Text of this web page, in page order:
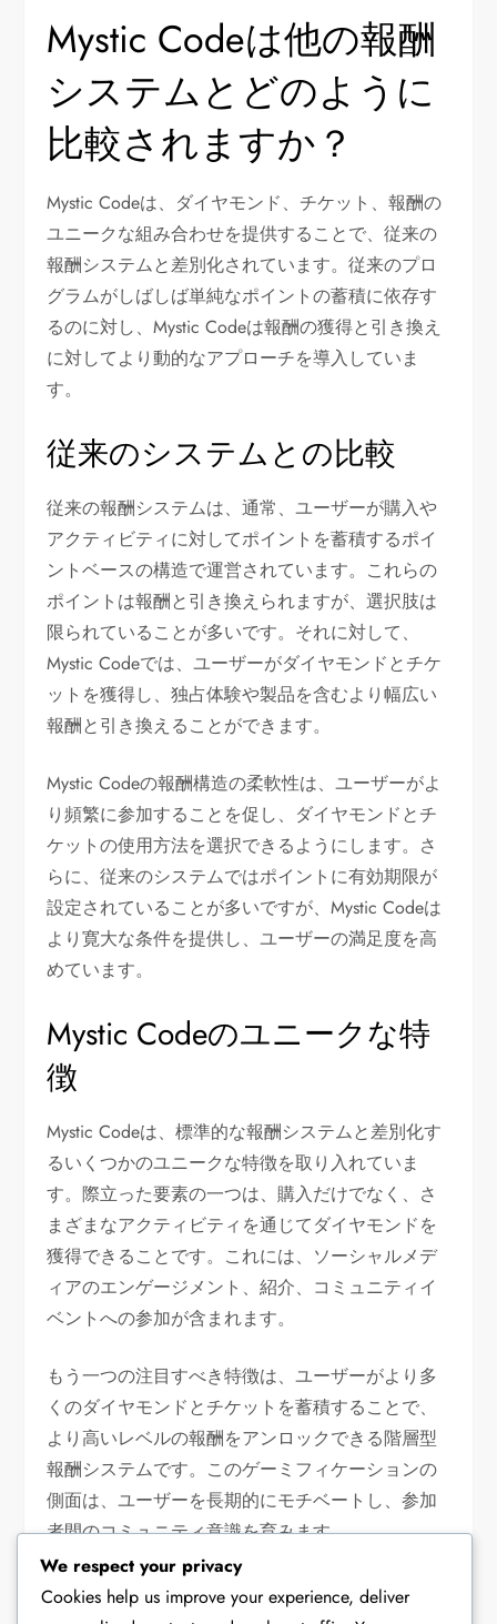
Mystic Codeは他の報酬
システムとどのように
比較されますか？
Mystic Codeは、ダイヤモンド、チケット、報酬の
ユニークな組み合わせを提供することで、従来の
報酬システムと差別化されています。従来のプロ
グラムがしばしば単純なポイントの蓄積に依存す
るのに対し、Mystic Codeは報酬の獲得と引き換え
に対してより動的なアプローチを導入していま
す。
従来のシステムとの比較
従来の報酬システムは、通常、ユーザーが購入や
アクティビティに対してポイントを蓄積するポイ
ントベースの構造で運営されています。これらの
ポイントは報酬と引き換えられますが、選択肢は
限られていることが多いです。それに対して、
Mystic Codeでは、ユーザーがダイヤモンドとチケ
ットを獲得し、独占体験や製品を含むより幅広い
報酬と引き換えることができます。
Mystic Codeの報酬構造の柔軟性は、ユーザーがよ
り頻繁に参加することを促し、ダイヤモンドとチ
ケットの使用方法を選択できるようにします。さ
らに、従来のシステムではポイントに有効期限が
設定されていることが多いですが、Mystic Codeは
より寛大な条件を提供し、ユーザーの満足度を高
めています。
Mystic Codeのユニークな特
徴
Mystic Codeは、標準的な報酬システムと差別化す
るいくつかのユニークな特徴を取り入れていま
す。際立った要素の一つは、購入だけでなく、さ
まざまなアクティビティを通じてダイヤモンドを
獲得できることです。これには、ソーシャルメデ
ィアのエンゲージメント、紹介、コミュニティイ
ベントへの参加が含まれます。
もう一つの注目すべき特徴は、ユーザーがより多
くのダイヤモンドとチケットを蓄積することで、
より高いレベルの報酬をアンロックできる階層型
報酬システムです。このゲーミフィケーションの
側面は、ユーザーを長期的にモチベートし、参加
者間のコミュニティ意識を育みます。
ユーザー満足度の評価
We respect your privacy
Cookies help us improve your experience, deliver